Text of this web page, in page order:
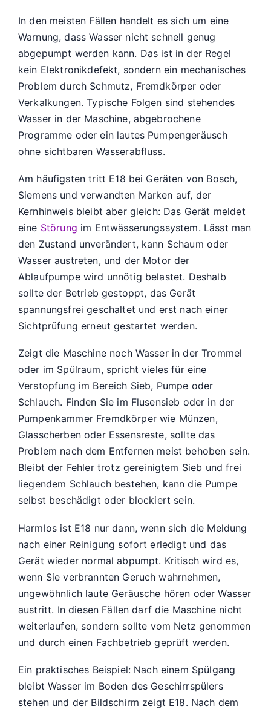
In den meisten Fällen handelt es sich um eine
Warnung, dass Wasser nicht schnell genug
abgepumpt werden kann. Das ist in der Regel
kein Elektronikdefekt, sondern ein mechanisches
Problem durch Schmutz, Fremdkörper oder
Verkalkungen. Typische Folgen sind stehendes
Wasser in der Maschine, abgebrochene
Programme oder ein lautes Pumpengeräusch
ohne sichtbaren Wasserabfluss.
Am häufigsten tritt E18 bei Geräten von Bosch,
Siemens und verwandten Marken auf, der
Kernhinweis bleibt aber gleich: Das Gerät meldet
eine Störung im Entwässerungssystem. Lässt man
den Zustand unverändert, kann Schaum oder
Wasser austreten, und der Motor der
Ablaufpumpe wird unnötig belastet. Deshalb
sollte der Betrieb gestoppt, das Gerät
spannungsfrei geschaltet und erst nach einer
Sichtprüfung erneut gestartet werden.
Zeigt die Maschine noch Wasser in der Trommel
oder im Spülraum, spricht vieles für eine
Verstopfung im Bereich Sieb, Pumpe oder
Schlauch. Finden Sie im Flusensieb oder in der
Pumpenkammer Fremdkörper wie Münzen,
Glasscherben oder Essensreste, sollte das
Problem nach dem Entfernen meist behoben sein.
Bleibt der Fehler trotz gereinigtem Sieb und frei
liegendem Schlauch bestehen, kann die Pumpe
selbst beschädigt oder blockiert sein.
Harmlos ist E18 nur dann, wenn sich die Meldung
nach einer Reinigung sofort erledigt und das
Gerät wieder normal abpumpt. Kritisch wird es,
wenn Sie verbrannten Geruch wahrnehmen,
ungewöhnlich laute Geräusche hören oder Wasser
austritt. In diesen Fällen darf die Maschine nicht
weiterlaufen, sondern sollte vom Netz genommen
und durch einen Fachbetrieb geprüft werden.
Ein praktisches Beispiel: Nach einem Spülgang
bleibt Wasser im Boden des Geschirrspülers
stehen und der Bildschirm zeigt E18. Nach dem